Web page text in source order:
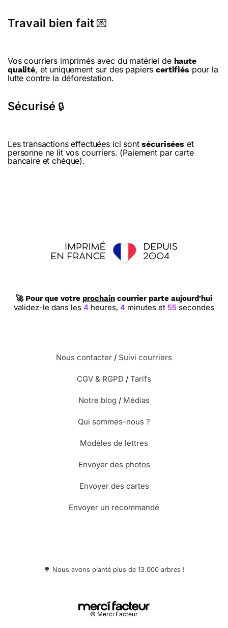
Travail bien fait 💌
Vos courriers imprimés avec du matériel de haute
qualité, et uniquement sur des papierscertifiés pour la
lutte contre la déforestation.
Sécurisé 🔒
Les transactions effectuées ici sontsécurisées et
personne ne lit vos courriers. (Paiement par carte
bancaire et chèque).
🚀 Pour que votre prochain courrier parte aujourd'hui
validez-le dans les 4heures, 4minutes et 54 secondes
Nous contacter / Suivi courriers
CGV & RGPD / Tarifs
Notre blog / Médias
Qui sommes-nous ?
Modèles de lettres
Envoyer des photos
Envoyer des cartes
Envoyer un recommandé
🌳 Nous avons planté plus de 13.000 arbres !
© Merci Facteur